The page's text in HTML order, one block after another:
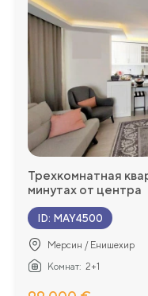
Трехкомнатная
минутах от центра
ID: MAY4500
Мерсин / Енишехир
Комнат: 2+1